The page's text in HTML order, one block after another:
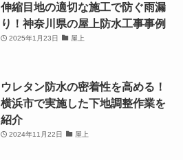
伸縮目地の適切な施工で防ぐ雨漏
り！神奈川県の屋上防水工事事例
2025年1月23日 屋上
ウレタン防水の密着性を高める！
横浜市で実施した下地調整作業を
紹介
2024年11月22日 屋上